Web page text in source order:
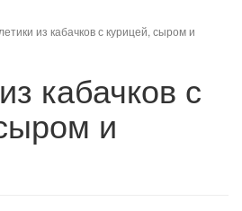
из кабачков с курицей, сыром и
кабачков с
и